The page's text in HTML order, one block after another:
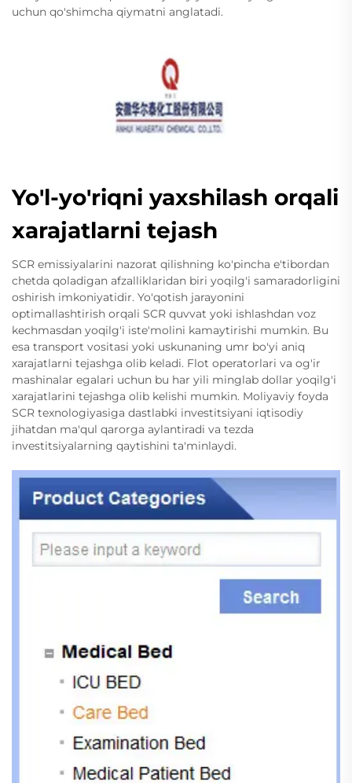
uchun qo'shimcha qiymatni anglatadi.
Yo'l-yo'riqni yaxshilash orqali
xarajatlarni tejash
SCR emissiyalarini nazorat qilishning ko'pincha e'tibordan
chetda qoladigan afzalliklaridan biri yoqilg'i samaradorligini
oshirish imkoniyatidir. Yo'qotish jarayonini
optimallashtirish orqali SCR quvvat yoki ishlashdan voz
kechmasdan yoqilg'i iste'molini kamaytirishi mumkin. Bu
esa transport vositasi yoki uskunaning umr bo'yi aniq
xarajatlarni tejashga olib keladi. Flot operatorlari va og'ir
mashinalar egalari uchun bu har yili minglab dollar yoqilg'i
xarajatlarini tejashga olib kelishi mumkin. Moliyaviy foyda
SCR texnologiyasiga dastlabki investitsiyani iqtisodiy
jihatdan ma'qul qarorga aylantiradi va tezda
investitsiyalarning qaytishini ta'minlaydi.